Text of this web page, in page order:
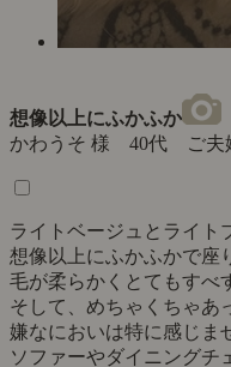
想像以上にふかふか
かわうそ 様 40代 ご夫
ライトベージュとライト
想像以上にふかふかで座
毛が柔らかくとてもすべ
そして、めちゃくちゃあ
嫌なにおいは特に感じま
ソファーやダイニングチ